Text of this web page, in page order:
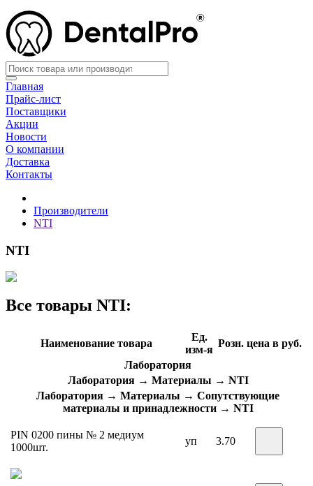
Главная
Прайс-лист
Поставщики
Акции
Новости
О компании
Доставка
Контакты
Производители
NTI
NTI
Все товары NTI:
Наименование товара
Ед.
изм-я
Розн. цена в руб.
Лаборатория
Лаборатория → Материалы → NTI
Лаборатория → Материалы → Сопутствующие
материалы и принадлежности → NTI
PIN 0200 пины № 2 медиум
1000шт.
уп 3.70